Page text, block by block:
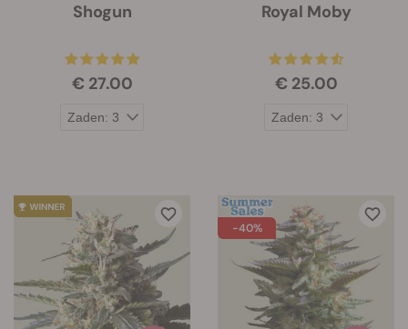
Shogun
€ 27.00
Royal Moby
€ 25.00
-40%